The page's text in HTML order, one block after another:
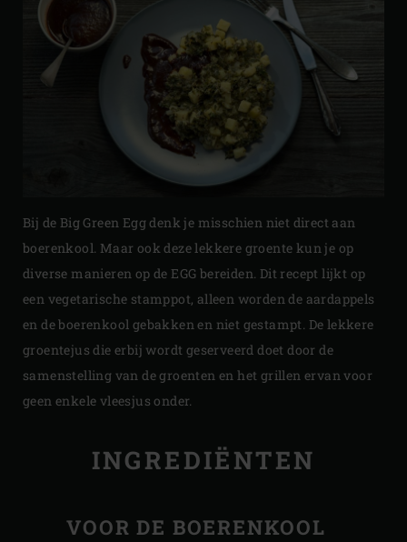
Bij de Big Green Egg denk je misschien niet direct aan
boerenkool. Maar ook deze lekkere groente kun je op
diverse manieren op de EGG bereiden. Dit recept lijkt op
een vegetarische stamppot, alleen worden de aardappels
en de boerenkool gebakken en niet gestampt. De lekkere
groentejus die erbij wordt geserveerd doet door de
samenstelling van de groenten en het grillen ervan voor
geen enkele vleesjus onder.
INGREDIËNTEN
VOOR DE BOERENKOOL